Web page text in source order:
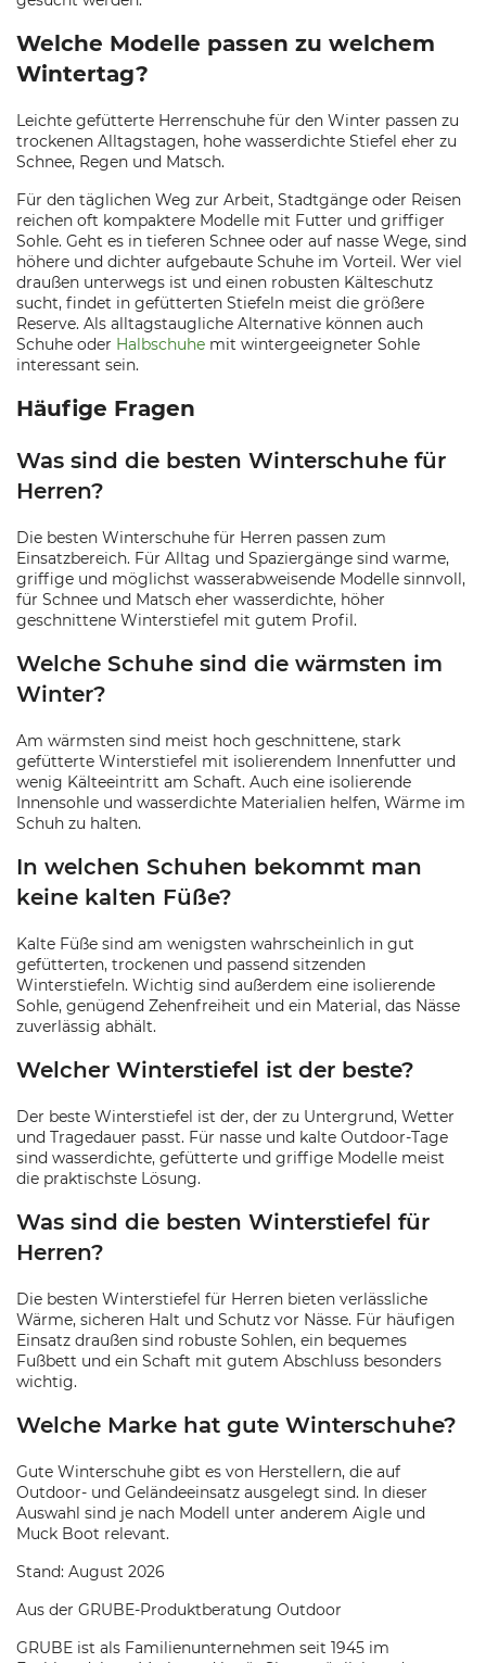
Welche Modelle passen zu welchem
Wintertag?
Leichte gefütterte Herrenschuhe für den Winter passen zu
trockenen Alltagstagen, hohe wasserdichte Stiefel eher zu
Schnee, Regen und Matsch.
Für den täglichen Weg zur Arbeit, Stadtgänge oder Reisen
reichen oft kompaktere Modelle mit Futter und griffiger
Sohle. Geht es in tieferen Schnee oder auf nasse Wege, sind
höhere und dichter aufgebaute Schuhe im Vorteil. Wer viel
draußen unterwegs ist und einen robusten Kälteschutz
sucht, findet in gefütterten Stiefeln meist die größere
Reserve. Als alltagstaugliche Alternative können auch
Schuhe oder Halbschuhe mit wintergeeigneter Sohle
interessant sein.
Häufige Fragen
Was sind die besten Winterschuhe für
Herren?
Die besten Winterschuhe für Herren passen zum
Einsatzbereich. Für Alltag und Spaziergänge sind warme,
griffige und möglichst wasserabweisende Modelle sinnvoll,
für Schnee und Matsch eher wasserdichte, höher
geschnittene Winterstiefel mit gutem Profil.
Welche Schuhe sind die wärmsten im
Winter?
Am wärmsten sind meist hoch geschnittene, stark
gefütterte Winterstiefel mit isolierendem Innenfutter und
wenig Kälteeintritt am Schaft. Auch eine isolierende
Innensohle und wasserdichte Materialien helfen, Wärme im
Schuh zu halten.
In welchen Schuhen bekommt man
keine kalten Füße?
Kalte Füße sind am wenigsten wahrscheinlich in gut
gefütterten, trockenen und passend sitzenden
Winterstiefeln. Wichtig sind außerdem eine isolierende
Sohle, genügend Zehenfreiheit und ein Material, das Nässe
zuverlässig abhält.
Welcher Winterstiefel ist der beste?
Der beste Winterstiefel ist der, der zu Untergrund, Wetter
und Tragedauer passt. Für nasse und kalte Outdoor-Tage
sind wasserdichte, gefütterte und griffige Modelle meist
die praktischste Lösung.
Was sind die besten Winterstiefel für
Herren?
Die besten Winterstiefel für Herren bieten verlässliche
Wärme, sicheren Halt und Schutz vor Nässe. Für häufigen
Einsatz draußen sind robuste Sohlen, ein bequemes
Fußbett und ein Schaft mit gutem Abschluss besonders
wichtig.
Welche Marke hat gute Winterschuhe?
Gute Winterschuhe gibt es von Herstellern, die auf
Outdoor- und Geländeeinsatz ausgelegt sind. In dieser
Auswahl sind je nach Modell unter anderem Aigle und
Muck Boot relevant.
Stand: August 2026
Aus der GRUBE-Produktberatung Outdoor
GRUBE ist als Familienunternehmen seit 1945 im